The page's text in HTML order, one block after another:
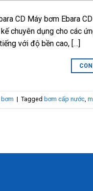
CD Máy bơm Ebara
chuyên dụng cho các
với độ bền cao, […]
| Tagged bơm cấp nước,